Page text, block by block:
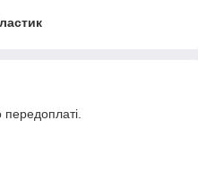
передоплаті.